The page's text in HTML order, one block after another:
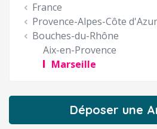
France
Provence-Alpes-Côte d'Azur
Bouches-du-Rhône
Aix-en-Provence
Marseille
Déposer une